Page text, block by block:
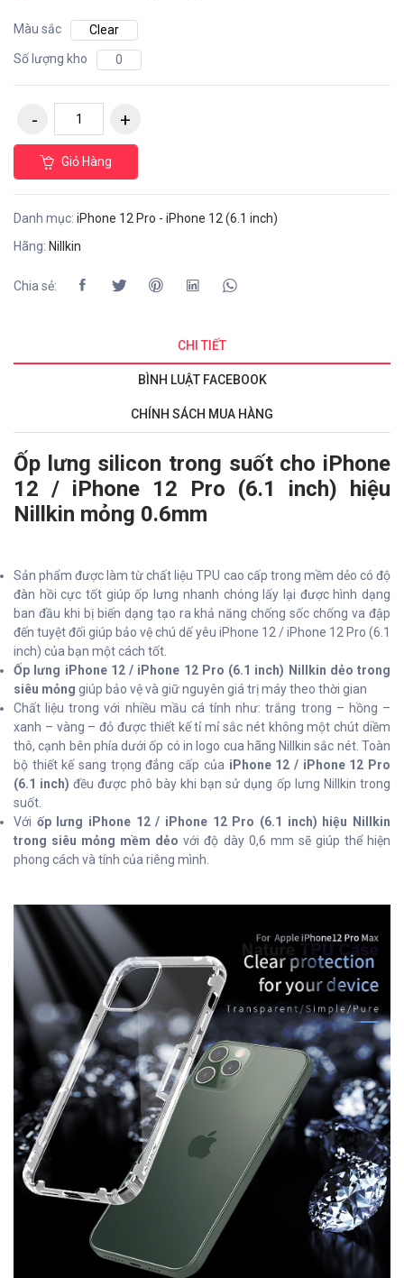
Màu sắc
Clear
Số lượng kho
0
Giỏ Hàng
Danh mục: iPhone 12 Pro - iPhone 12 (6.1 inch)
Hãng: Nillkin
Chia sẻ:
CHI TIẾT
BÌNH LUẬT FACEBOOK
CHÍNH SÁCH MUA HÀNG
Ốp lưng silicon trong suốt cho iPhone
12 / iPhone 12 Pro (6.1 inch) hiệu
Nillkin mỏng 0.6mm
Sản phẩm được làm từ chất liệu TPU cao cấp trong mềm dẻo có độ
đàn hồi cực tốt giúp ốp lưng nhanh chóng lấy lại được hình dạng
ban đầu khi bị biến dạng tạo ra khả năng chống sốc chống va đập
đến tuyệt đối giúp bảo vệ chú dế yêu iPhone 12 / iPhone 12 Pro (6.1
inch) của bạn một cách tốt.
Ốp lưng iPhone 12 / iPhone 12 Pro (6.1 inch) Nillkin dẻo trong
siêu mỏng giúp bảo vệ và giữ nguyên giá trị máy theo thời gian
Chất liệu trong với nhiều mầu cá tính như: trắng trong – hồng –
xanh – vàng – đỏ được thiết kế tỉ mỉ sắc nét không một chút diềm
thô, cạnh bên phía dưới ốp có in logo cua hãng Nillkin sắc nét. Toàn
bộ thiết kế sang trọng đẳng cấp của iPhone 12 / iPhone 12 Pro
(6.1 inch) đều được phô bày khi bạn sử dụng ốp lưng Nillkin trong
suốt.
Với ốp lưng iPhone 12 / iPhone 12 Pro (6.1 inch) hiệu Nillkin
trong siêu mỏng mềm dẻo với độ dày 0,6 mm sẽ giúp thể hiện
phong cách và tính của riêng mình.